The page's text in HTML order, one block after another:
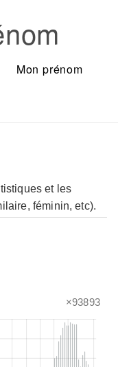
Mon prénom
et les
féminin, etc).
×93893